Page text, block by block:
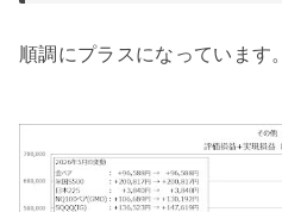
順調にプラスになっています。